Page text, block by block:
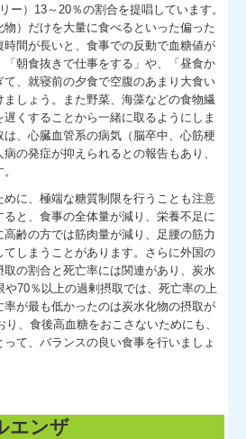
ー）13～20％の割合を提唱しています。
）だけを大量に食べるといった偏った
間が長いと、食事での反動で血糖値が
朝食抜きで仕事をする」や、「昼食か
て、就寝前の夕食で空腹のあまり大食い
しょう。また野菜、海藻などの食物繊
くすることから一緒に取るようにしま
、心臓血管系の病気（脳卒中、心筋梗
の発症が抑えられるとの報告もあり、
に、極端な糖質制限を行うことも注意
と、食事の全体量が減り、栄養不足に
齢の方では筋肉量が減り、足腰の筋力
てしまうことがあります。さらに外国の
の割合と死亡率には関連があり、炭水
や70％以上の過剰摂取では、死亡率の上
が最も低かったのは炭水化物の摂取が
、食後高血糖をおこさないためにも、
て、バランスの良い食事を行いましょ
エンザ